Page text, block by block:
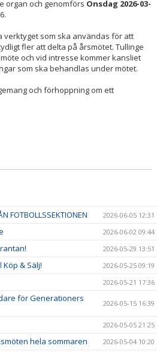
organ och genomförs Onsdag 2026-03-
verktyget som ska användas för att
fler att delta på årsmötet. Tullinge
och vid intresse kommer kansliet
som ska behandlas under mötet.
och förhoppning om ett
FOTBOLLSSEKTIONEN 2026-06-05 12:31
2026-06-02 09:44
2026-05-29 13:51
& Sälj! 2026-05-25 09:19
2026-05-21 17:36
för Generationers
2026-05-15 16:39
2026-05-05 21:25
hela sommaren 2026-05-04 10:20